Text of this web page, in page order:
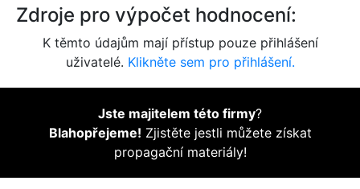
Zdroje pro výpočet hodnocení:
K těmto údajům mají přístup pouze přihlášení
uživatelé. Klikněte sem pro přihlášení.
Jste majitelem této firmy?
Blahopřejeme! Zjistěte jestli můžete získat
propagační materiály!